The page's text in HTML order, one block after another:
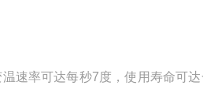
速率可达每秒7度，使用寿命可